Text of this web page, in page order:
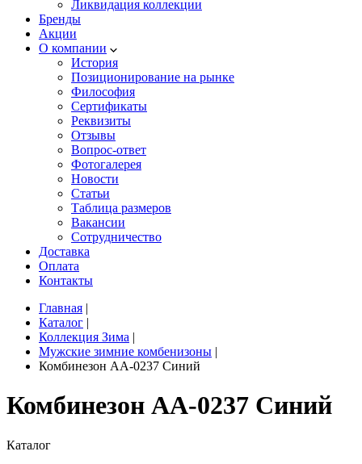
Ликвидация коллекции
Бренды
Акции
О компании
История
Позиционирование на рынке
Философия
Сертификаты
Реквизиты
Отзывы
Вопрос-ответ
Фотогалерея
Новости
Статьи
Таблица размеров
Вакансии
Сотрудничество
Доставка
Оплата
Контакты
Главная |
Каталог |
Коллекция Зима |
Мужские зимние комбенизоны |
Комбинезон AA-0237 Синий
Комбинезон AA-0237 Синий
Каталог